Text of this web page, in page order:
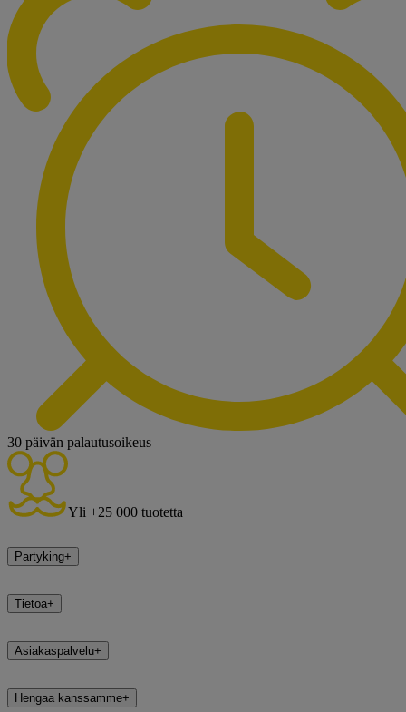
30 päivän palautusoikeus
Yli +25 000 tuotetta
Partyking+
Tietoa+
Asiakaspalvelu+
Hengaa kanssamme+